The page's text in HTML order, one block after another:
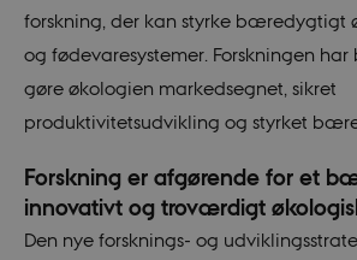
forskning, der kan styrke bæredygtigt
og fødevaresystemer. Forskningen
gøre økologien markedsegnet, sikret
produktivitetsudvikling og styrket
Forskning er afgørende for et
innovativt og troværdigt
Den nye forsknings- og